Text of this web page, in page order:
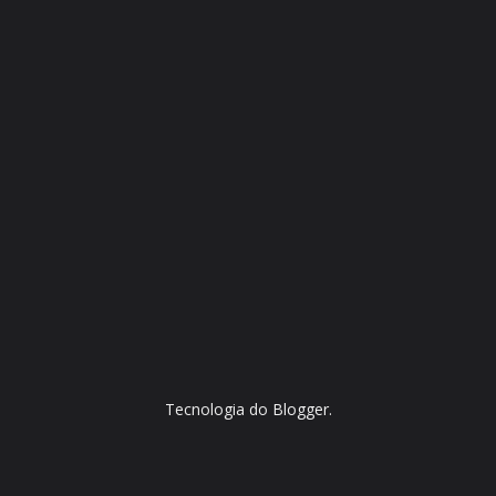
Tecnologia do Blogger.